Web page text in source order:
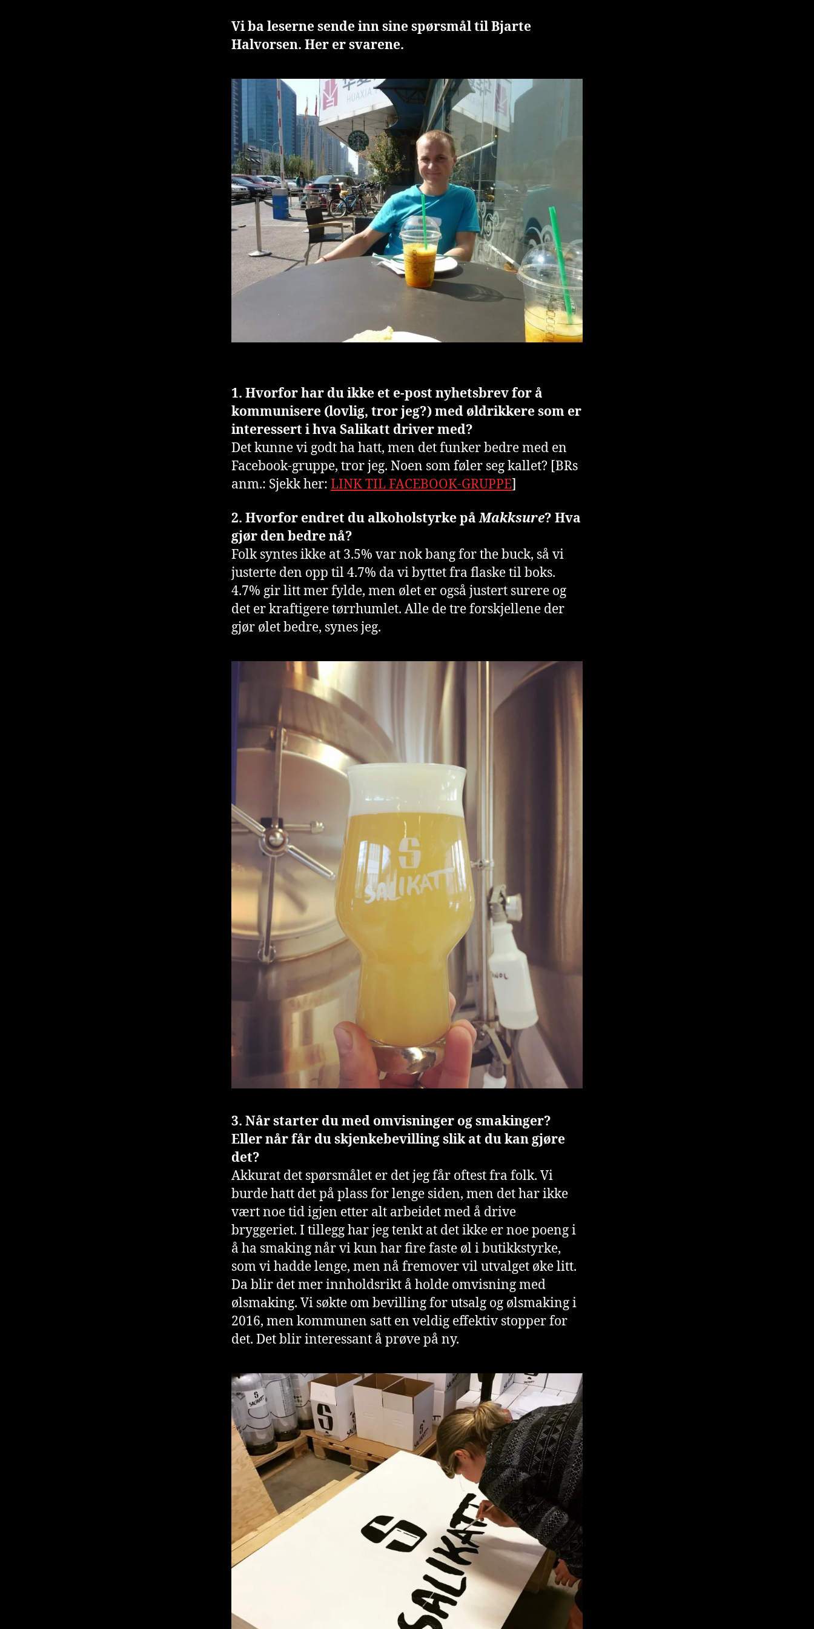
Vi ba leserne sende inn sine spørsmål til Bjarte
Halvorsen. Her er svarene.
1. Hvorfor har du ikke et e-post nyhetsbrev for å
kommunisere (lovlig, tror jeg?) med øldrikkere som er
interessert i hva Salikatt driver med?
Det kunne vi godt ha hatt, men det funker bedre med en
Facebook-gruppe, tror jeg. Noen som føler seg kallet? [BRs
anm.: Sjekk her: LINK TIL FACEBOOK-GRUPPE]
2. Hvorfor endret du alkoholstyrke påMakksure? Hva
gjør den bedre nå?
Folk syntes ikke at 3.5% var nok bang for the buck, så vi
justerte den opp til 4.7% da vi byttet fra flaske til boks.
4.7% gir litt mer fylde, men ølet er også justert surere og
det er kraftigere tørrhumlet. Alle de tre forskjellene der
gjør ølet bedre, synes jeg.
3. Når starter du med omvisninger og smakinger?
Eller når får du skjenkebevilling slik at du kan gjøre
det?
Akkurat det spørsmålet er det jeg får oftest fra folk. Vi
burde hatt det på plass for lenge siden, men det har ikke
vært noe tid igjen etter alt arbeidet med å drive
bryggeriet. I tillegg har jeg tenkt at det ikke er noe poeng i
å ha smaking når vi kun har fire faste øl i butikkstyrke,
som vi hadde lenge, men nå fremover vil utvalget øke litt.
Da blir det mer innholdsrikt å holde omvisning med
ølsmaking. Vi søkte om bevilling for utsalg og ølsmaking i
2016, men kommunen satt en veldig effektiv stopper for
det. Det blir interessant å prøve på ny.